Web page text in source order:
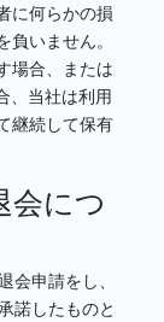
に何らかの損
いません。
場合、または
、当社は利用
継続して保有
会につ
申請をし、
諾したものと